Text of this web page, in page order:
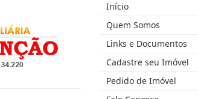
Início
Quem Somos
Links e Documentos
Cadastre seu Imóvel
Pedido de Imóvel